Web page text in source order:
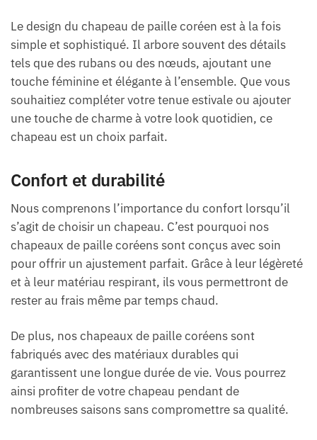
Le design du chapeau de paille coréen est à la fois
simple et sophistiqué. Il arbore souvent des détails
tels que des rubans ou des nœuds, ajoutant une
touche féminine et élégante à l’ensemble. Que vous
souhaitiez compléter votre tenue estivale ou ajouter
une touche de charme à votre look quotidien, ce
chapeau est un choix parfait.
Confort et durabilité
Nous comprenons l’importance du confort lorsqu’il
s’agit de choisir un chapeau. C’est pourquoi nos
chapeaux de paille coréens sont conçus avec soin
pour offrir un ajustement parfait. Grâce à leur légèreté
et à leur matériau respirant, ils vous permettront de
rester au frais même par temps chaud.
De plus, nos chapeaux de paille coréens sont
fabriqués avec des matériaux durables qui
garantissent une longue durée de vie. Vous pourrez
ainsi profiter de votre chapeau pendant de
nombreuses saisons sans compromettre sa qualité.